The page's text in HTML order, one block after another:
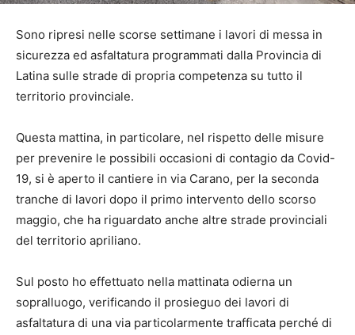
Sono ripresi nelle scorse settimane i lavori di messa in
sicurezza ed asfaltatura programmati dalla Provincia di
Latina sulle strade di propria competenza su tutto il
territorio provinciale.
Questa mattina, in particolare, nel rispetto delle misure
per prevenire le possibili occasioni di contagio da Covid-
19, si è aperto il cantiere in via Carano, per la seconda
tranche di lavori dopo il primo intervento dello scorso
maggio, che ha riguardato anche altre strade provinciali
del territorio apriliano.
Sul posto ho effettuato nella mattinata odierna un
sopralluogo, verificando il prosieguo dei lavori di
asfaltatura di una via particolarmente trafficata perché di